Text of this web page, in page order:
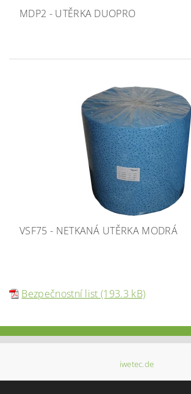
MDP2 - UTĚRKA DUOPRO
VSF75 - NETKANÁ UTĚRKA MODRÁ
Bezpečnostní list (193.3 kB)
iwetec.de